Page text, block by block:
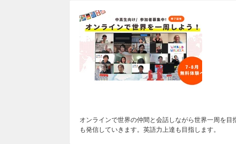
オンラインで世界の仲間と会話しながら世界一周を
も発信していきます。英語力上達も目指します。